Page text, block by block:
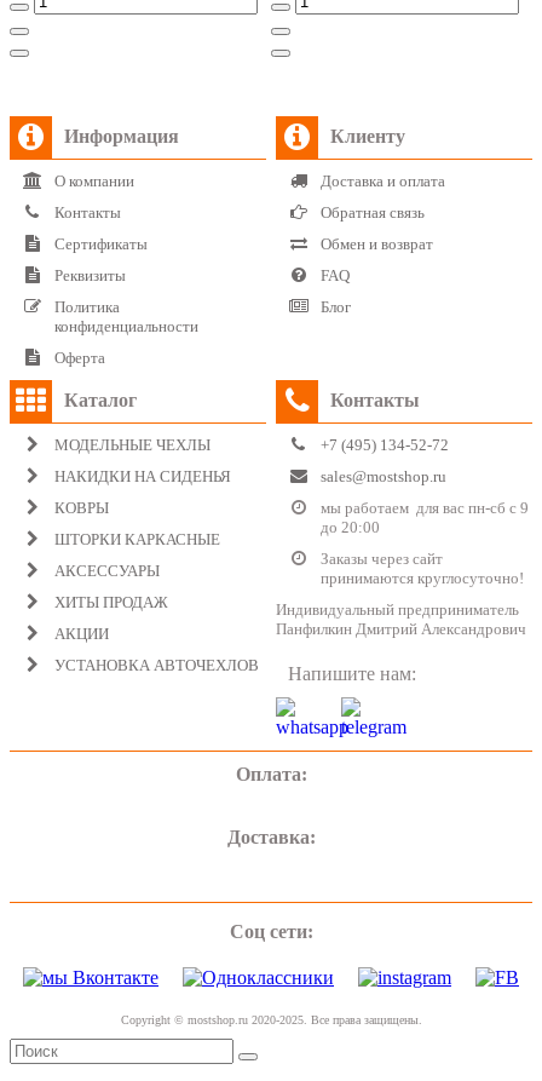
Информация
О компании
Контакты
Сертификаты
Реквизиты
Политика
конфиденциальности
Оферта
Клиенту
Доставка и оплата
Обратная связь
Обмен и возврат
FAQ
Блог
Каталог
МОДЕЛЬНЫЕ ЧЕХЛЫ
НАКИДКИ НА СИДЕНЬЯ
КОВРЫ
ШТОРКИ КАРКАСНЫЕ
АКСЕССУАРЫ
ХИТЫ ПРОДАЖ
АКЦИИ
УСТАНОВКА АВТОЧЕХЛОВ
Контакты
+7 (495) 134-52-72
sales@mostshop.ru
мы работаем для вас пн-сб с 9
до 20:00
Заказы через сайт
принимаются круглосуточно!
Индивидуальный предприниматель
Панфилкин Дмитрий Александрович
Напишите нам:
Оплата:
Доставка:
Соц сети:
Copyright © mostshop.ru 2020-2025. Все права защищены.